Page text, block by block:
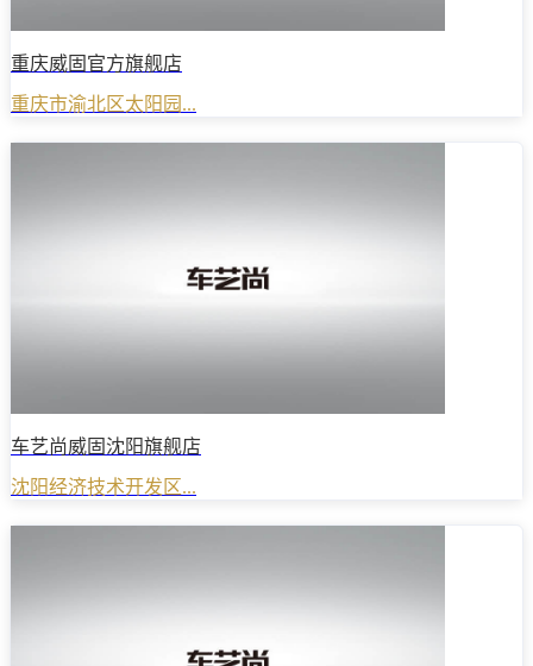
重庆威固官方旗舰店
重庆市渝北区太阳园...
车艺尚威固沈阳旗舰店
沈阳经济技术开发区...